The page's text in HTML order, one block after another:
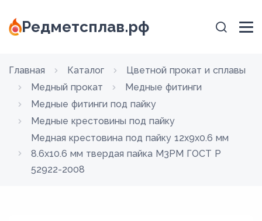
Редметсплав.рф
Главная Каталог
Цветной прокат и сплавы
Медный прокат
Медные фитинги
Медные фитинги под пайку
Медные крестовины под пайку
Медная крестовина под пайку 12х9х0.6 мм
8.6х10.6 мм твердая пайка М3РМ ГОСТ Р
52922-2008